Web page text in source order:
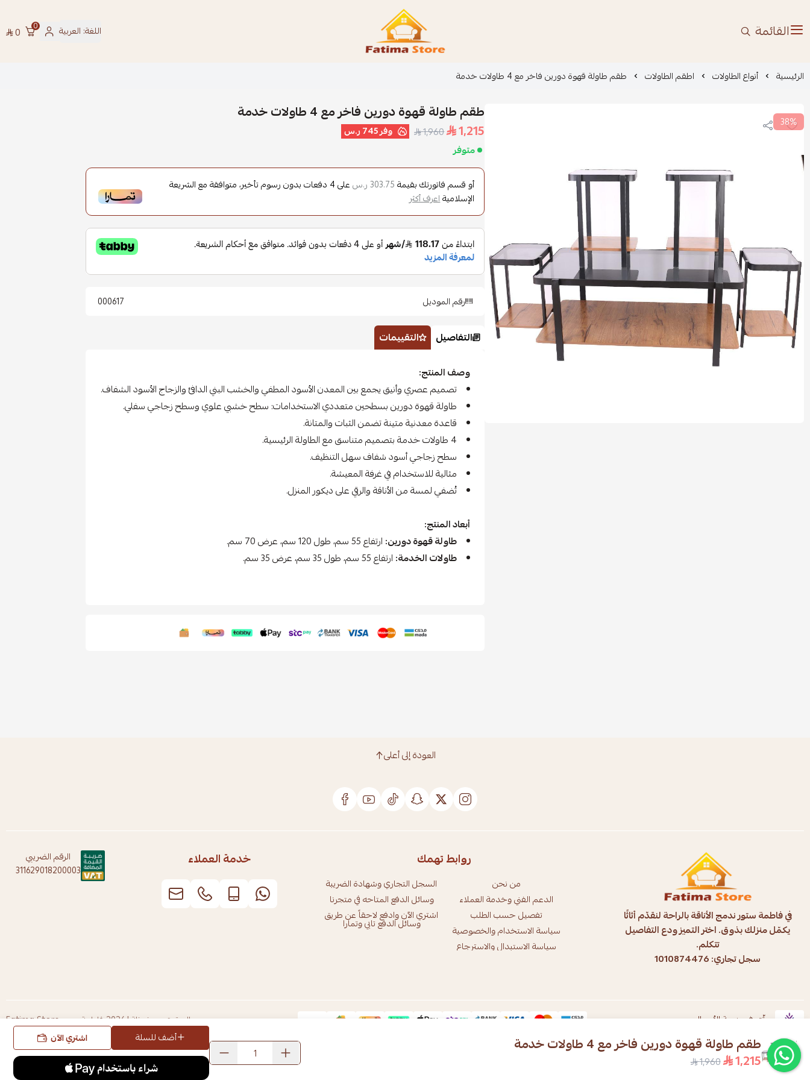
القائمة فاطمة ستور Fatima Store اللغة: العربية 0
0
الرئيسية أنواع الطاولات اطقم الطاولات طقم طاولة قهوة دورين فاخر مع 4 طاولات خدمة
38%
طقم طاولة قهوة دورين فاخر مع 4 طاولات خدمة
1,215
1,960 وفر745 ر.س
متوفر
أو قسم فاتورتك بقيمة 303.75 ر.س على4 دفعات بدون رسوم تأخير، متوافقة مع الشريعة
الإسلاميةاعرف أكثر
رقم الموديل 000617
طقم طاولة قهوة دورين فاخر مع 4 طاولات خدمة
1,215
1,960
أضف للسلة اشتري الآن
التفاصيل التقييمات
وصف المنتج:
تصميم عصري وأنيق يجمع بين المعدن الأسود المطفي والخشب البني الدافئ والزجاج الأسود الشفاف.
طاولة قهوة دورين بسطحين متعددي الاستخدامات: سطح خشبي علوي وسطح زجاجي سفلي.
قاعدة معدنية متينة تضمن الثبات والمتانة.
4 طاولات خدمة بتصميم متناسق مع الطاولة الرئيسية.
سطح زجاجي أسود شفاف سهل التنظيف.
مثالية للاستخدام في غرفة المعيشة.
تُضفي لمسة من الأناقة والرقي على ديكور المنزل.
أبعاد المنتج:
طاولة قهوة دورين: ارتفاع 55 سم، طول 120 سم، عرض 70 سم.
طاولات الخدمة: ارتفاع 55 سم، طول 35 سم، عرض 35 سم.
العودة إلى أعلى
في فاطمة ستور ندمج الأناقة بالراحة لنقدّم أثاثًا
يكمّل منزلك بذوق. اختر التميز ودع التفاصيل
تتكلم.
سجل تجاري: 1010874476
روابط تهمك
من نحن
الدعم الفني وخدمة العملاء
تفصيل حسب الطلب
سياسة الاستخدام والخصوصية
سياسة الاستبدال والاسترجاع
السجل التجاري وشهادة الضريبة
وسائل الدفع المتاحه في متجرنا
اشتري الآن وادفع لاحقاً عن طريق
وسائل الدفع تابي وتمارا
خدمة العملاء
الرقم الضريبي
311629018200003
موثّق في منصة الأعمال الحقوق محفوظة | 2026 فاطمة ستور Fatima Store